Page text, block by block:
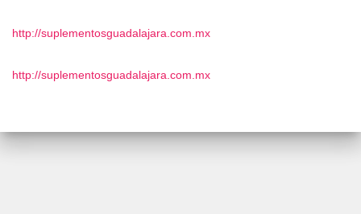
http://suplementosguadalajara.com.mx
http://suplementosguadalajara.com.mx